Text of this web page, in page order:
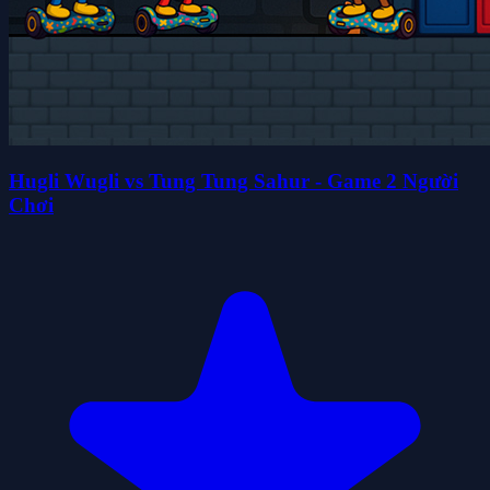
Hugli Wugli vs Tung Tung Sahur - Game 2 Người
Chơi